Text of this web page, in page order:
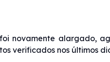
novamente alargado,
verificados nos últimos